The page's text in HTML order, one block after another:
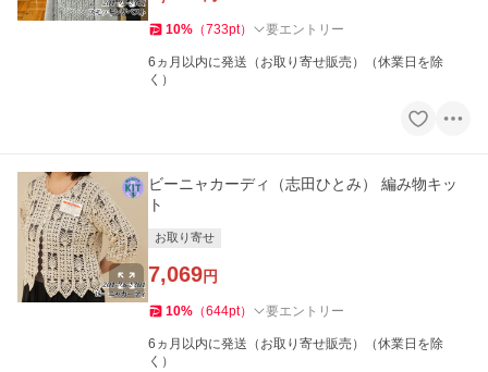
10% （733pt） 要エントリー
6ヵ月以内に発送（お取り寄せ販売）（休業日を除
く）
ビーニャカーディ（志田ひとみ） 編み物キッ
ト
お取り寄せ
7,069円
10% （644pt） 要エントリー
6ヵ月以内に発送（お取り寄せ販売）（休業日を除
く）